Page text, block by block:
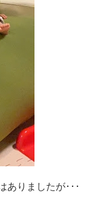
ありましたが･･･